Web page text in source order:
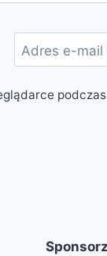
Adres e-mail